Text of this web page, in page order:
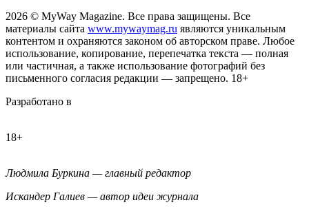
2026 © MyWay Magazine. Все права защищены. Все
материалы сайта www.mywaymag.ru являются уникальным
контентом и охраняются законом об авторском праве. Любое
использование, копирование, перепечатка текста — полная
или частичная, а также использование фотографий без
письменного согласия редакции — запрещено. 18+
Разработано в
18+
Людмила Буркина — главный редактор
Искандер Галиев — автор идеи журнала